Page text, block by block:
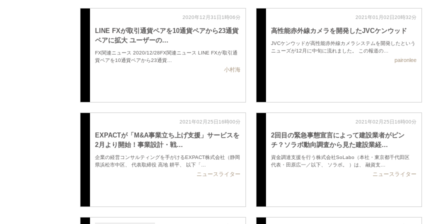
2020年12月31日1時06分
LINE FXが取引通貨ペアを10通貨ペアから23通貨
ペアに拡大 ユーザーの…
FX関連ニュース 2020/12/28FX関連ニュース LINE FXが取引通
貨ペアを10通貨ペアから23通貨…
小村海
2021年01月02日20時32分
高性能赤外線カメラを開発したJVCケンウッド
JVCケンウッドが高性能赤外線カメラシステムを開発したという
ニューズが12月に中旬に流れました。 この報道の…
paironlee
2021年02月25日16時00分
EXPACTが「M&A事業立ち上げ支援」サービスを
2月より開始！事業設計・戦…
企業の経営コンサルティングを手がけるEXPACT株式会社（静岡
県浜松市中区、 代表取締役 高地 耕平、 以下「…
ニュースライター
2021年02月25日16時00分
2回目の緊急事態宣言によって建設業者がピン
チ？ソラボ動向調査から見た建設業経…
資金調達支援を行う株式会社SoLabo（本社・東京都千代田区
代表・田原広一／以下、 ソラボ。 ）は、 融資支…
ニュースライター